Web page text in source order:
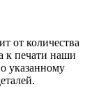
от количества
к печати наши
указанному